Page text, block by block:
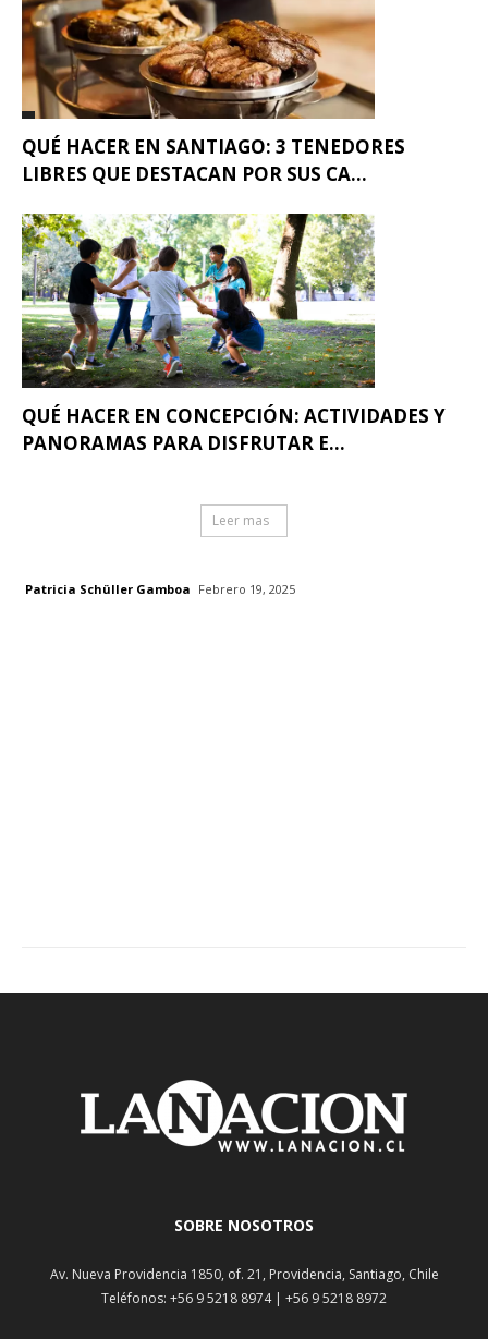
QUÉ HACER EN SANTIAGO: 3 TENEDORES
LIBRES QUE DESTACAN POR SUS CA...
QUÉ HACER EN CONCEPCIÓN: ACTIVIDADES Y
PANORAMAS PARA DISFRUTAR E...
Leer mas
Patricia Schüller Gamboa Febrero 19, 2025
SOBRE NOSOTROS
Av. Nueva Providencia 1850, of. 21, Providencia, Santiago, Chile
Teléfonos: +56 9 5218 8974 | +56 9 5218 8972